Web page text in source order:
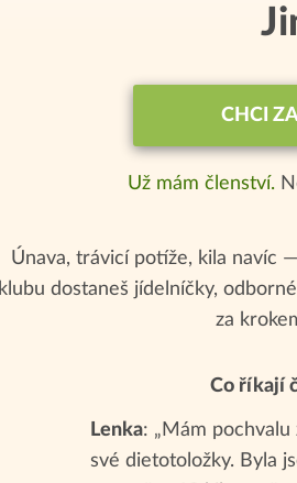
CHCI
Už mám členství.
Únava, trávicí potíže, kila navíc
klubu dostaneš jídelníčky,
za
Co říkají
Lenka: „Mám pochvalu
své dietotoložky. Byla